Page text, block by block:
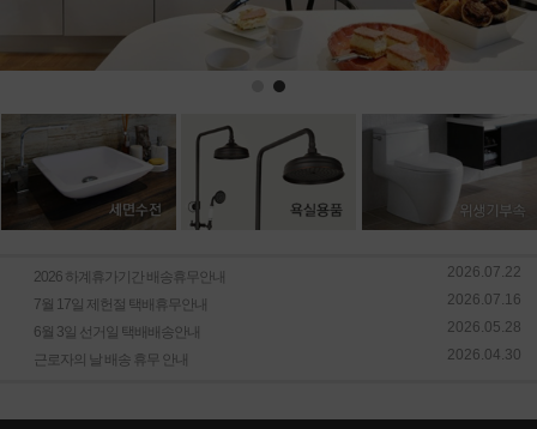
2026 하계휴가기간 배송휴무안내
2026.07.22
7월 17일 제헌절 택배휴무안내
2026.07.16
6월 3일 선거일 택배배송안내
2026.05.28
근로자의 날 배송 휴무 안내
2026.04.30